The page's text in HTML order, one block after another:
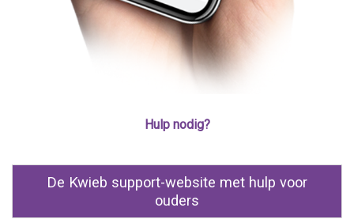
Hulp nodig?
De Kwieb support-website met hulp voor
ouders